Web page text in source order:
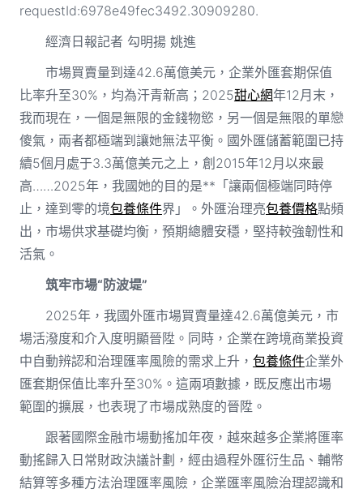
requestId:6978e49fec3492.30909280.
經濟日報記者 勾明揚 姚進
市場買賣量到達42.6萬億美元，企業外匯套期保值
比率升至30%，均為汗青新高；2025甜心網年12月末，
我而現在，一個是無限的金錢物慾，另一個是無限的單戀
傻氣，兩者都極端到讓她無法平衡。國外匯儲蓄範圍已持
續5個月處于3.3萬億美元之上，創2015年12月以來最
高……2025年，我國她的目的是**「讓兩個極端同時停
止，達到零的境包養條件界」。外匯治理亮包養價格點頻
出，市場供求基礎均衡，預期總體安穩，堅持較強韌性和
活氣。
筑牢市場“防波堤”
2025年，我國外匯市場買賣量達42.6萬億美元，市
場活潑度和介入度明顯晉陞。同時，企業在跨境商業投資
中自動辨認和治理匯率風險的需求上升， 包養條件企業外
匯套期保值比率升至30%。這兩項數據，既反應出市場
範圍的擴展，也表現了市場成熟度的晉陞。
跟著國際金融市場動搖加年夜，越來越多企業將匯率
動搖歸入日常財政決議計劃，經由過程外匯衍生品、輔幣
結算等多種方法治理匯率風險，企業匯率風險治理認識和